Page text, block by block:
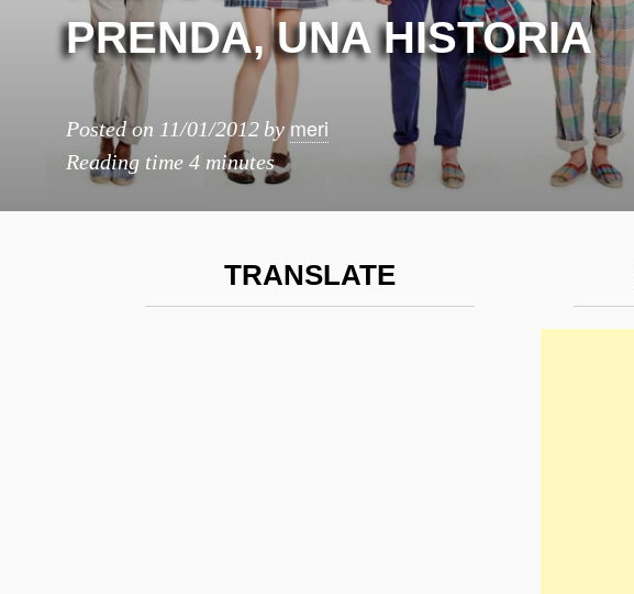
PRENDA, UNA HISTORIA
Posted on 11/01/2012 bymeri
Reading time 4 minutes
TRANSLATE